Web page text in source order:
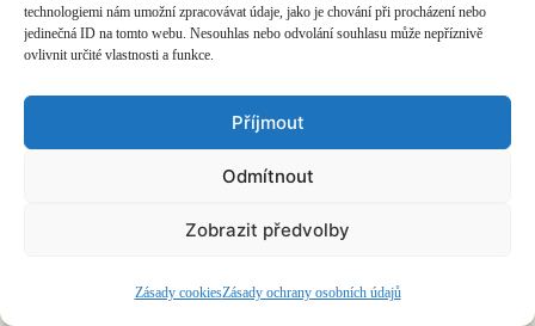
technologiemi nám umožní zpracovávat údaje, jako je chování při procházení nebo
jedinečná ID na tomto webu. Nesouhlas nebo odvolání souhlasu může nepříznivě
ovlivnit určité vlastnosti a funkce.
Příjmout
Odmítnout
Zobrazit předvolby
Zásady cookiesZásady ochrany osobních údajů
©2026 HISvoice – design a admin